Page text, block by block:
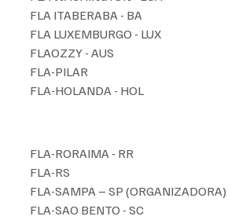
FLA ITABERABA - BA
FLA LUXEMBURGO - LUX
FLAOZZY - AUS
FLA-PILAR
FLA-HOLANDA - HOL
FLA-RORAIMA - RR
FLA-RS
FLA-SAMPA – SP (ORGANIZADORA)
FLA-SAO BENTO - SC